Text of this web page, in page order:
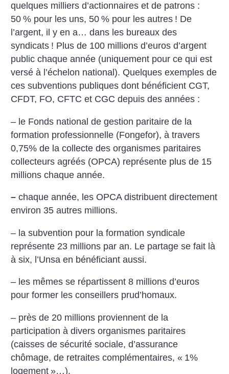
quelques milliers d’actionnaires et de patrons :
50 % pour les uns, 50 % pour les autres ! De
l’argent, il y en a… dans les bureaux des
syndicats ! Plus de 100 millions d’euros d’argent
public chaque année (uniquement pour ce qui est
versé à l’échelon national). Quelques exemples de
ces subventions publiques dont bénéficient CGT,
CFDT, FO, CFTC et CGC depuis des années :
– le Fonds national de gestion paritaire de la
formation professionnelle (Fongefor), à travers
0,75% de la collecte des organismes paritaires
collecteurs agréés (OPCA) représente plus de 15
millions chaque année.
– chaque année, les OPCA distribuent directement
environ 35 autres millions.
– la subvention pour la formation syndicale
représente 23 millions par an. Le partage se fait là
à six, l’Unsa en bénéficiant aussi.
– les mêmes se répartissent 8 millions d’euros
pour former les conseillers prud’homaux.
– près de 20 millions proviennent de la
participation à divers organismes paritaires
(caisses de sécurité sociale, d’assurance
chômage, de retraites complémentaires, « 1%
logement »…).